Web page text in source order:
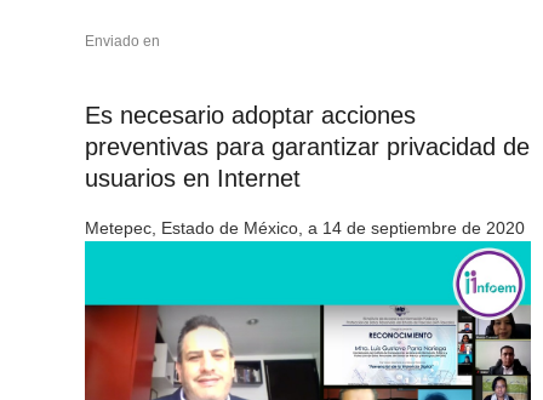
Enviado en
Es necesario adoptar acciones
preventivas para garantizar privacidad de
usuarios en Internet
Metepec, Estado de México, a 14 de septiembre de 2020